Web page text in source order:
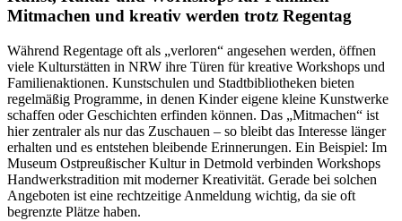
Mitmachen und kreativ werden trotz Regentag
Während Regentage oft als „verloren“ angesehen werden, öffnen
viele Kulturstätten in NRW ihre Türen für kreative Workshops und
Familienaktionen. Kunstschulen und Stadtbibliotheken bieten
regelmäßig Programme, in denen Kinder eigene kleine Kunstwerke
schaffen oder Geschichten erfinden können. Das „Mitmachen“ ist
hier zentraler als nur das Zuschauen – so bleibt das Interesse länger
erhalten und es entstehen bleibende Erinnerungen. Ein Beispiel: Im
Museum Ostpreußischer Kultur in Detmold verbinden Workshops
Handwerkstradition mit moderner Kreativität. Gerade bei solchen
Angeboten ist eine rechtzeitige Anmeldung wichtig, da sie oft
begrenzte Plätze haben.